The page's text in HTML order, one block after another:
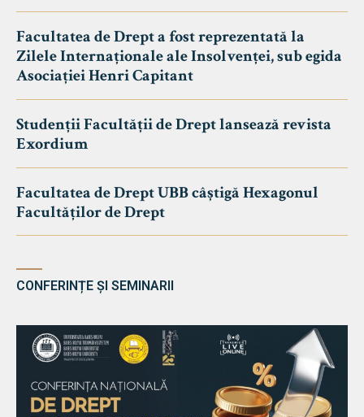
Facultatea de Drept a fost reprezentată la
Zilele Internaționale ale Insolvenței, sub egida
Asociației Henri Capitant
Studenții Facultății de Drept lansează revista
Exordium
Facultatea de Drept UBB câștigă Hexagonul
Facultăților de Drept
CONFERINȚE ȘI SEMINARII